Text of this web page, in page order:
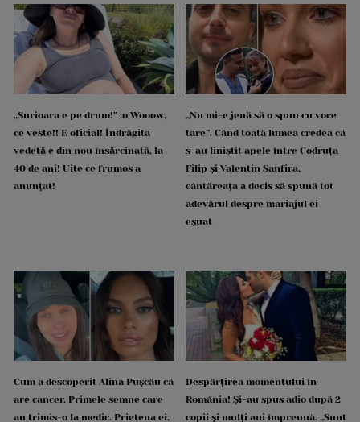
„Surioara e pe drum!” :o Wooow,
ce veste!! E oficial! Îndrăgita
vedetă e din nou însărcinată, la
40 de ani! Uite ce frumos a
anunțat!
„Nu mi-e jenă să o spun cu voce
tare”. Când toată lumea credea că
s-au liniștit apele între Codruța
Filip și Valentin Sanfira,
cântăreața a decis să spună tot
adevărul despre mariajul ei
eșuat
Cum a descoperit Alina Pușcău că
are cancer. Primele semne care
au trimis-o la medic. Prietena ei,
Despărțirea momentului în
România! Și-au spus adio după 2
copii și mulți ani împreună. „Sunt